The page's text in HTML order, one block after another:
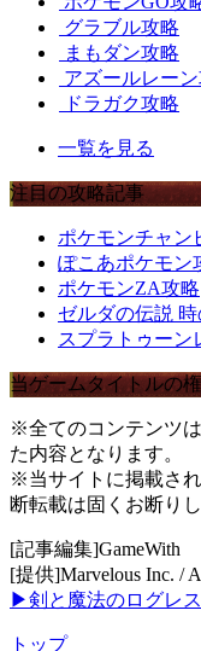
グラブル攻略
まもダン攻略
アズールレー
ドラガク攻略
一覧を見る
注目の攻略記事
ポケモンチャン
ぽこあポケモン
ポケモンZA攻略
ゼルダの伝説
スプラトゥーン
当ゲームタイトルの
※全てのコンテンツ
た内容となります。
※当サイトに掲載さ
断転載は固くお断りし
[記事編集]GameWith
[提供]Marvelous Inc. /
▶剣と魔法のログレ
トップ